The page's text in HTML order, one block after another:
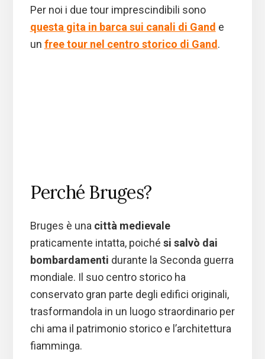
Per noi i due tour imprescindibili sono
questa gita in barca sui canali di Gand e
un free tour nel centro storico di Gand .
Perché Bruges?
Bruges è una città medievale
praticamente intatta, poiché si salvò dai
bombardamenti durante la Seconda guerra
mondiale. Il suo centro storico ha
conservato gran parte degli edifici originali,
trasformandola in un luogo straordinario per
chi ama il patrimonio storico e l’architettura
fiamminga.